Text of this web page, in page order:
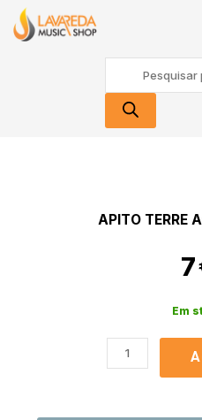
content
search
APITO TERRE
7
Em
Terre
Agua